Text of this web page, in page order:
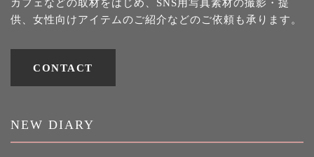
供、女性向けアイテムのご紹介などのご依頼も承ります。
CONTACT
NEW DIARY